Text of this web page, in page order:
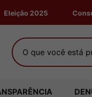
Eleição 2025
O que você está